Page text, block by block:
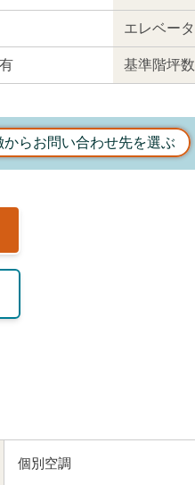
エレベータ
基準階坪数
らお問い合わせ先を選ぶ
個別空調